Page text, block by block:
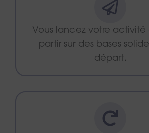
Vous lancez votre activité
partir sur des bases
départ.